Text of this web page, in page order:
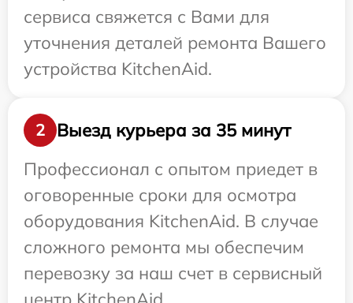
сервиса свяжется с Вами для
уточнения деталей ремонта Вашего
устройства KitchenAid.
2
Выезд курьера за 35 минут
Профессионал с опытом приедет в
оговоренные сроки для осмотра
оборудования KitchenAid. В случае
сложного ремонта мы обеспечим
перевозку за наш счет в сервисный